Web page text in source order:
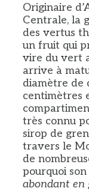
Originaire
Centrale, la
des vertus
un fruit qui
vire du vert
arrive à
diamètre de
centimètres
très connu
sirop de
travers le
de
pourquoi
abondant en